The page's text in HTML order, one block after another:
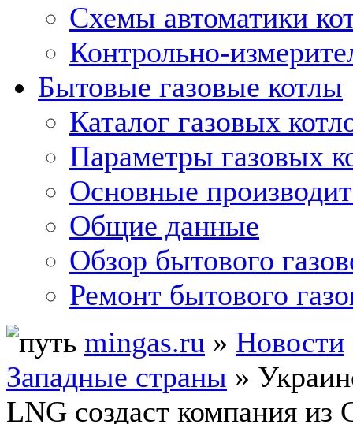
Схемы автоматики
Контрольно-
Бытовые газовые котлы
Каталог газовых
Параметры газовых
Основные
Общие данные
Обзор бытового
Ремонт бытового
mingas.ru » Новости
Западные страны »
LNG создаст компания